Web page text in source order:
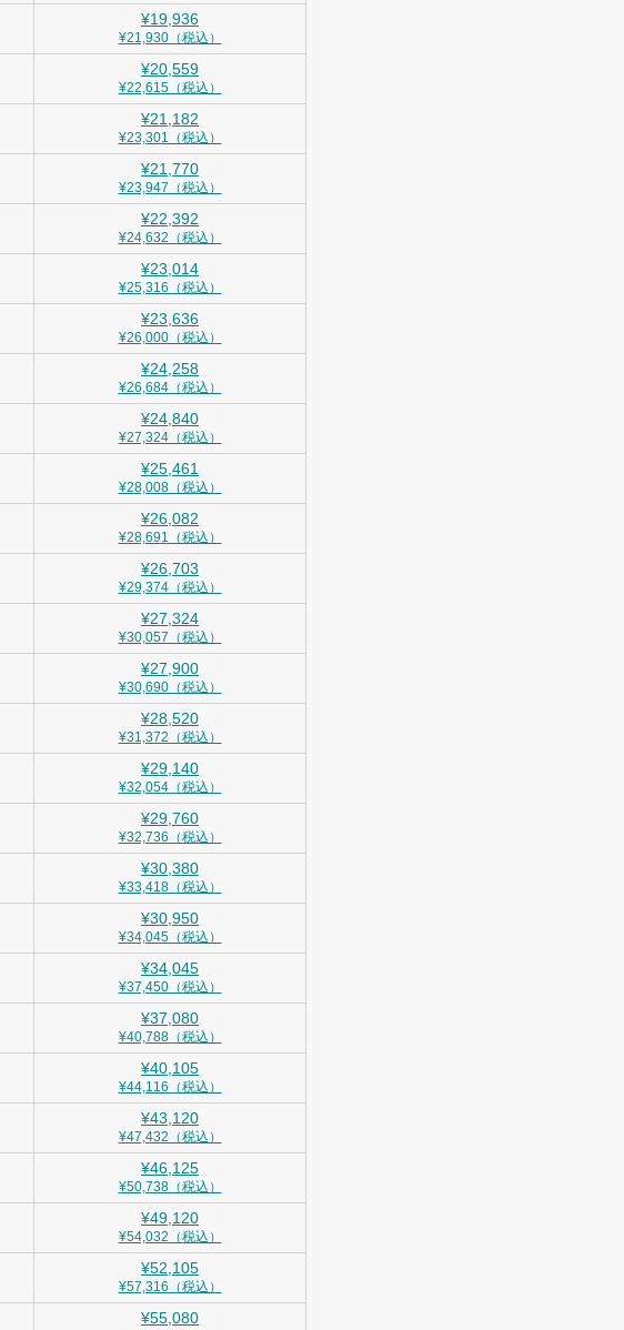
¥19,936
¥21,930（税込）
¥20,559
¥22,615（税込）
¥21,182
¥23,301（税込）
¥21,770
¥23,947（税込）
¥22,392
¥24,632（税込）
¥23,014
¥25,316（税込）
¥23,636
¥26,000（税込）
¥24,258
¥26,684（税込）
¥24,840
¥27,324（税込）
¥25,461
¥28,008（税込）
¥26,082
¥28,691（税込）
¥26,703
¥29,374（税込）
¥27,324
¥30,057（税込）
¥27,900
¥30,690（税込）
¥28,520
¥31,372（税込）
¥29,140
¥32,054（税込）
¥29,760
¥32,736（税込）
¥30,380
¥33,418（税込）
¥30,950
¥34,045（税込）
¥34,045
¥37,450（税込）
¥37,080
¥40,788（税込）
¥40,105
¥44,116（税込）
¥43,120
¥47,432（税込）
¥46,125
¥50,738（税込）
¥49,120
¥54,032（税込）
¥52,105
¥57,316（税込）
¥55,080